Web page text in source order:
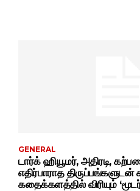
GENERAL
டார்க் ஹியூமர், அதிரடி,
எதிர்பாராத
கதைக்களத்தில் விரியும்